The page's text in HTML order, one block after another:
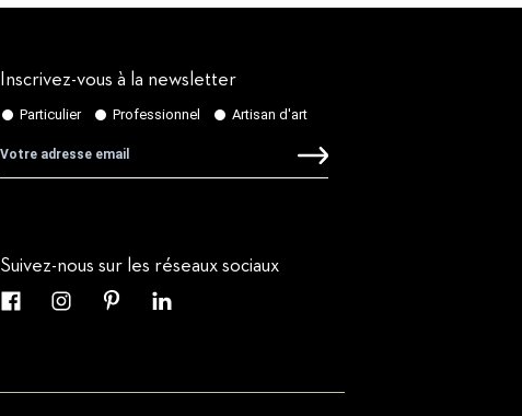
Inscrivez-vous à la newsletter
Suivez-nous sur les réseaux sociaux